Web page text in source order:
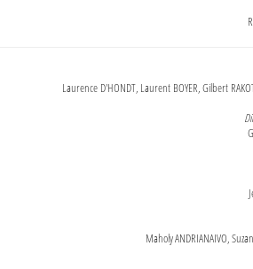
Laurence D'HONDT, Laurent BOYER, Gilbert
Maholy ANDRIANAIVO,